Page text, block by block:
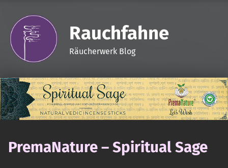
Rauchfahne
Räucherwerk Blog
PremaNature – Spiritual Sage